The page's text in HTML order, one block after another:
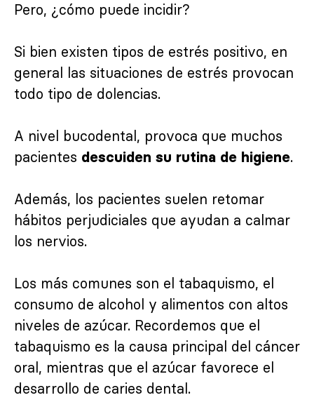
Pero, ¿cómo puede incidir?
Si bien existen tipos de estrés positivo, en
general las situaciones de estrés provocan
todo tipo de dolencias.
A nivel bucodental, provoca que muchos
pacientes descuiden su rutina de higiene.
Además, los pacientes suelen retomar
hábitos perjudiciales que ayudan a calmar
los nervios.
Los más comunes son el tabaquismo, el
consumo de alcohol y alimentos con altos
niveles de azúcar. Recordemos que el
tabaquismo es la causa principal del cáncer
oral, mientras que el azúcar favorece el
desarrollo de caries dental.